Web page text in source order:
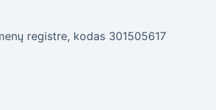
registre, kodas 301505617